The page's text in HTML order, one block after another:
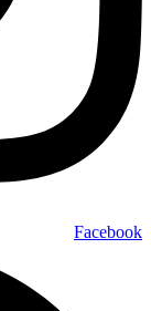
Facebook